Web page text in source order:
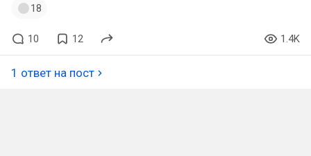
18
10 12 1.4K
1 ответ на пост